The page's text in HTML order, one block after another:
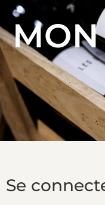
MON
Se